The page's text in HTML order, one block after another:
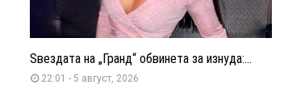
Ѕвездата на „Гранд“ обвинета за изнуда:...
22:01 - 5 август, 2026